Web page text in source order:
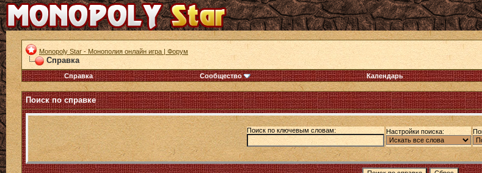
Monopoly Star - Монополия онлайн игра | Форум
Справка
Справка
Сообщество Календарь
Поиск по справке
Поиск по ключевым словам: Настройки поиска: